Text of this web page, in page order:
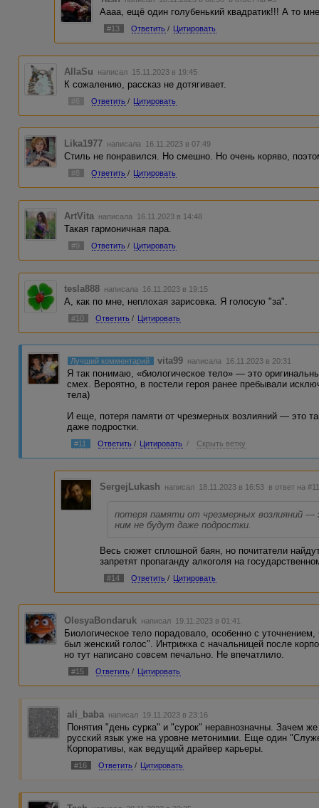
Аааа, ещё один голубенький квадратик!!! А то
#13 Ответить / Цитировать
AllaSu написал 15.11.2023 в 19:45
К сожалению, рассказ не дотягивает.
#6 Ответить / Цитировать
Lika1977 написала 16.11.2023 в 07:49
Стиль не понравился. Но смешно. Но очень коряво,
#8 Ответить / Цитировать
ArtVita написала 16.11.2023 в 14:48
Такая гармоничная пара.
#9 Ответить / Цитировать
tesla888 написала 16.11.2023 в 19:15
А, как по мне, неплохая зарисовка. Я голосую "за".
#10 Ответить / Цитировать
Лучший комментарий vita99 написала 16.11.2023 в 20:31
Я так понимаю, «биологическое тело» — это
смех. Вероятно, в постели героя ранее пребывали
тела)
И еще, потеря памяти от чрезмерных возлияний — это
даже подростки.
#11 Ответить / Цитировать / Скрыть ветку
SergejLukash написал 18.11.2023 в 16:53 в ответ на
потеря памяти от чрезмерных возлияний
ним не будут даже подростки.
Весь сюжет сплошной баян, но почитатели
запретят пропаганду алкоголя на
#14 Ответить / Цитировать
OlesyaBondaruk написал 19.11.2023 в 01:41
Биологическое тело порадовало, особенно с
был женский голос". Интрижка с начальницей после
но тут написано совсем печально. Не впечатлило.
#15 Ответить / Цитировать
ali_baba написал 19.11.2023 в 23:16
Понятия "день сурка" и "сурок" неравнозначны. Зачем
русский язык уже на уровне метонимии. Еще один
Корпоративы, как ведущий драйвер карьеры.
#16 Ответить / Цитировать